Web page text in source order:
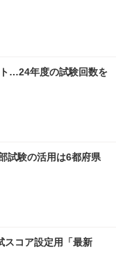
…24年度の試験回数を
試験の活用は6都府県
スコア設定用「最新